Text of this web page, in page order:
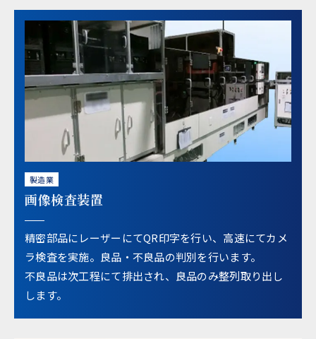
製造業
画像検査装置
精密部品にレーザーにてQR印字を行い、高速にてカメ
ラ検査を実施。良品・不良品の判別を行います。
不良品は次工程にて排出され、良品のみ整列取り出し
します。